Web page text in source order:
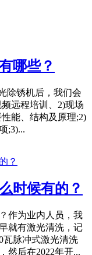
哪些？
除锈机后，我们会
远程培训、2)现场
能、结构及原理;2)
;3)...
时候有的？
作为业内人员，我
就有激光清洗，记
瓦脉冲式激光清洗
然后在2022年开...